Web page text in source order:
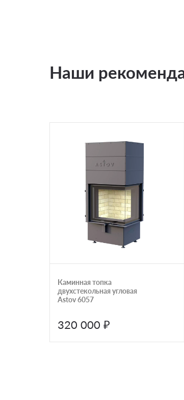
Наши
Каминная топка
двухстекольная угловая
Astov 6057
320 000 ₽